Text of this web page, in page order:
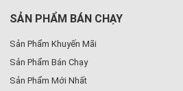
SẢN PHẨM BÁN CHẠY
Sản Phẩm Khuyến Mãi
Sản Phẩm Bán Chạy
Sản Phẩm Mới Nhất